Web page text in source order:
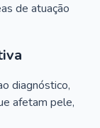
de atuação
diagnóstico,
afetam pele,